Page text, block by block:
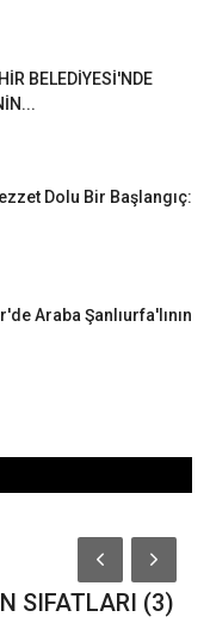
BELEDİYESİ'NDE
Dolu Bir Başlangıç:
Araba Şanlıurfa'lının
SIFATLARI (3)